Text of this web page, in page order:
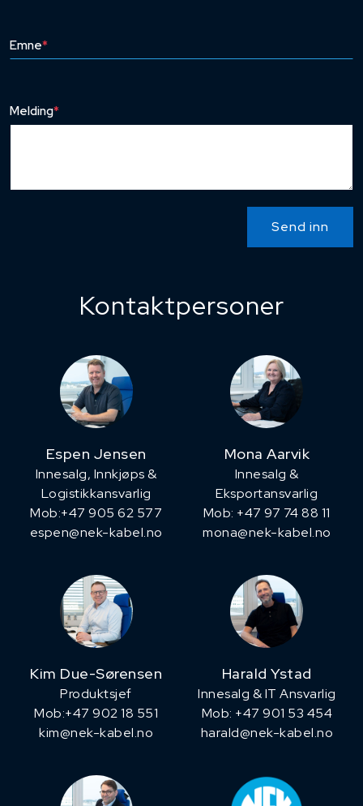
Emne*
Melding*
Send inn
Kontaktpersoner
Espen Jensen
Innesalg, ​Innkjøps &
Logistikkansvarlig
Mob:+47 905 62 577
espen@nek-kabel.no
Mona Aarvik
Innesalg &
Eksportansvarlig
Mob: +47 97 74 88 11
mona@nek-kabel.no
Kim Due-Sørensen
Produktsjef
​Mob:+47 902 18 551
kim@nek-kabel.no
Harald Ystad
Innesalg & IT Ansvarlig
Mob: +47 901 53 454
harald@nek-kabel.no